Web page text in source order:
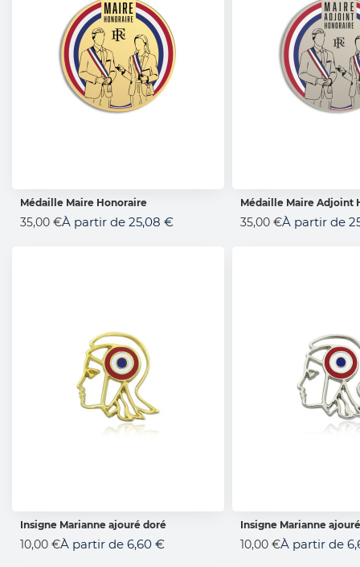
AJOUTER AU PANIER
Médaille Maire Honoraire
35,00 €À partir de 25,08 €
AJOUTER AU
Médaille Maire Adjoint
35,00 €À partir de
AJOUTER AU PANIER
Insigne Marianne ajouré doré
10,00 €À partir de 6,60 €
AJOUTER AU
Insigne Marianne
10,00 €À partir de